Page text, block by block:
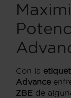
Con la
Advance
ZBE de